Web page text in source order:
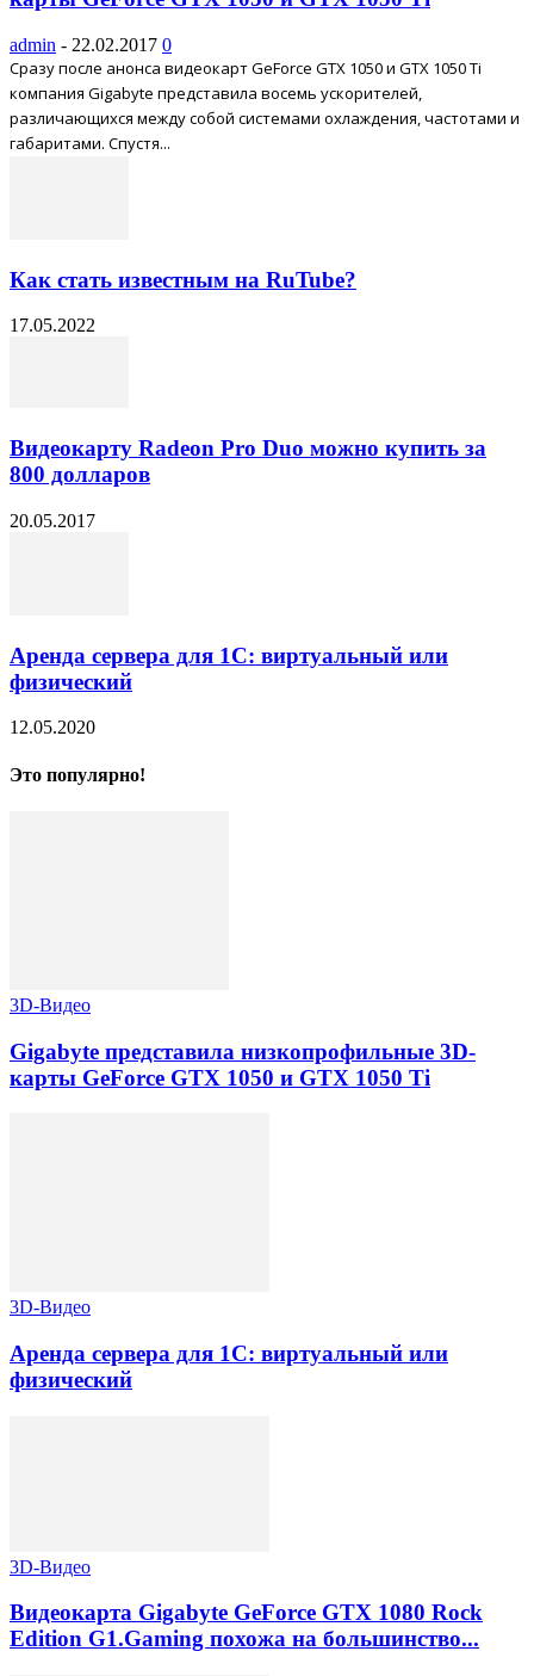
admin - 22.02.2017 0
Сразу после анонса видеокарт GeForce GTX 1050 и GTX 1050 Ti
компания Gigabyte представила восемь ускорителей,
различающихся между собой системами охлаждения, частотами и
габаритами. Спустя...
Как стать известным на RuTube?
17.05.2022
Видеокарту Radeon Pro Duo можно купить за
800 долларов
20.05.2017
Аренда сервера для 1С: виртуальный или
физический
12.05.2020
Это популярно!
3D-Видео
Gigabyte представила низкопрофильные 3D-
карты GeForce GTX 1050 и GTX 1050 Ti
3D-Видео
Аренда сервера для 1С: виртуальный или
физический
3D-Видео
Видеокарта Gigabyte GeForce GTX 1080 Rock
Edition G1.Gaming похожа на большинство...